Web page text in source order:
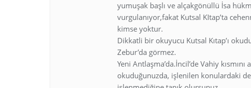
yumuşak başlı ve alçakgönüllü İsa
vurgulanıyor,fakat Kutsal KItap’ta
kimse yoktur.
Dikkatli bir okuyucu Kutsal Kıtap’ı
Zebur’da görmez.
Yeni Antlaşma’da.İncil’de Vahiy
okuduğunuzda, işlenilen konulardaki